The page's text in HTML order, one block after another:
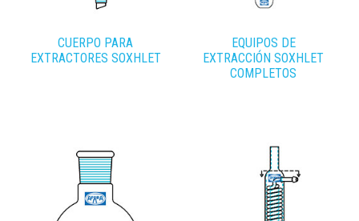
CUERPO PARA
EXTRACTORES SOXHLET
EQUIPOS DE
EXTRACCIÓN SOXHLET
COMPLETOS